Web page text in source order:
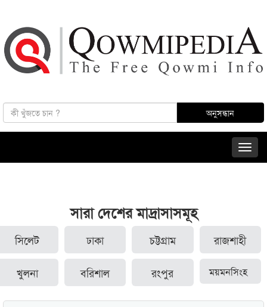
সারা দেশের মাদ্রাসাসমূহ
সিলেট ঢাকা চট্টগ্রাম রাজশাহী
খুলনা বরিশাল রংপুর ময়মনসিংহ